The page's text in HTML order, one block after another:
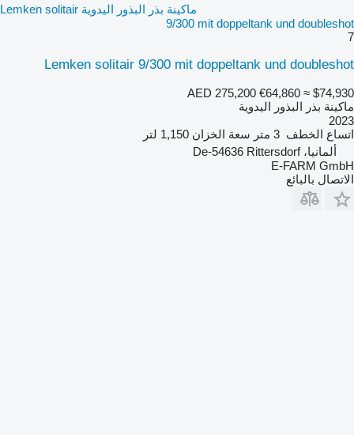
ماكينة بذر البذور اليدوية Lemken solitair
9/300 mit doppeltank und doubleshot
7
Lemken solitair 9/300 mit doppeltank und doubleshot
AED 275,200 €64,860 ≈ $74,930
ماكينة بذر البذور اليدوية
2023
اتساع الخطف 3 متر سعة الخزان 1,150 لتر
ألمانيا، De-54636 Rittersdorf
E-FARM GmbH
الاتصال بالبائع